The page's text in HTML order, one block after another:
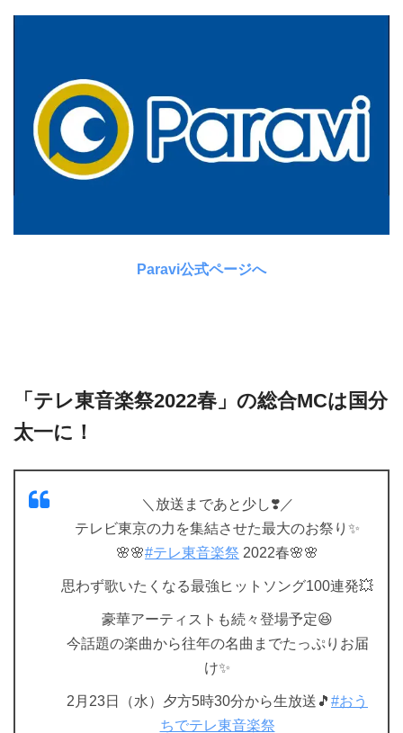
Paravi公式ページへ
「テレ東音楽祭2022春」の総合MCは国分
太一に！
＼放送まであと少し❣️／
テレビ東京の力を集結させた最大のお祭り✨
🌸🌸#テレ東音楽祭 2022春🌸🌸
思わず歌いたくなる最強ヒットソング100連発💥
豪華アーティストも続々登場予定😆
今話題の楽曲から往年の名曲までたっぷりお届
け✨
2月23日（水）夕方5時30分から生放送🎵 #おう
ちでテレ東音楽祭